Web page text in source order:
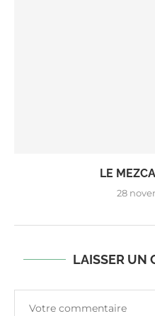
LE
28
LAISSER UN